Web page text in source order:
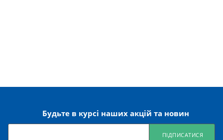
Будьте в курсі наших акцій та новин
ПІДПИСАТИСЯ